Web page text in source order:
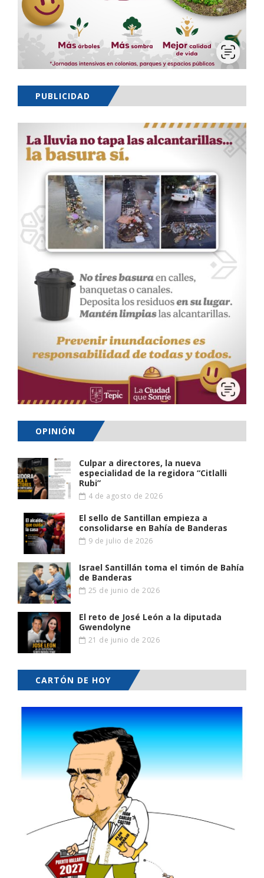
PUBLICIDAD
OPINIÓN
Culpar a directores, la nueva
especialidad de la regidora “Citlalli
Rubi”
4 de agosto de 2026
El sello de Santillan empieza a
consolidarse en Bahía de Banderas
9 de julio de 2026
Israel Santillán toma el timón de Bahía
de Banderas
25 de junio de 2026
El reto de José León a la diputada
Gwendolyne
21 de junio de 2026
CARTÓN DE HOY